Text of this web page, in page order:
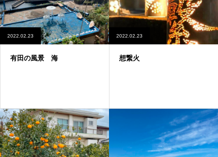
2022.02.23
有田の風景 海
2022.02.23
想繋火